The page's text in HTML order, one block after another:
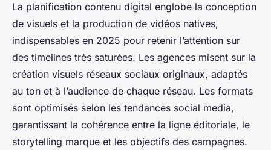
La planification contenu digital englobe la conception
de visuels et la production de vidéos natives,
indispensables en 2025 pour retenir l’attention sur
des timelines très saturées. Les agences misent sur la
création visuels réseaux sociaux originaux, adaptés
au ton et à l’audience de chaque réseau. Les formats
sont optimisés selon les tendances social media,
garantissant la cohérence entre la ligne éditoriale, le
storytelling marque et les objectifs des campagnes.